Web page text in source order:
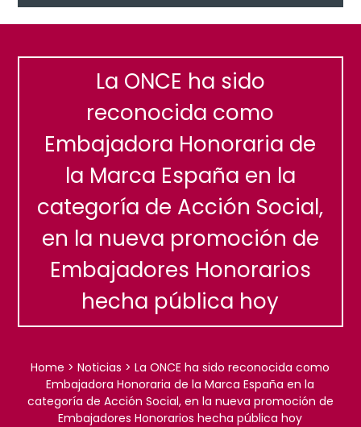
La ONCE ha sido
reconocida como
Embajadora Honoraria de
la Marca España en la
categoría de Acción Social,
en la nueva promoción de
Embajadores Honorarios
hecha pública hoy
Home >Noticias >La ONCE ha sido reconocida como
Embajadora Honoraria de la Marca España en la
categoría de Acción Social, en la nueva promoción de
Embajadores Honorarios hecha pública hoy